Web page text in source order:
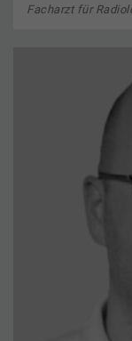
Facharzt für